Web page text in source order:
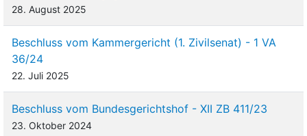
28. August 2025
Beschluss vom Kammergericht (1. Zivilsenat) - 1 VA
36/24
22. Juli 2025
Beschluss vom Bundesgerichtshof - XII ZB 411/23
23. Oktober 2024